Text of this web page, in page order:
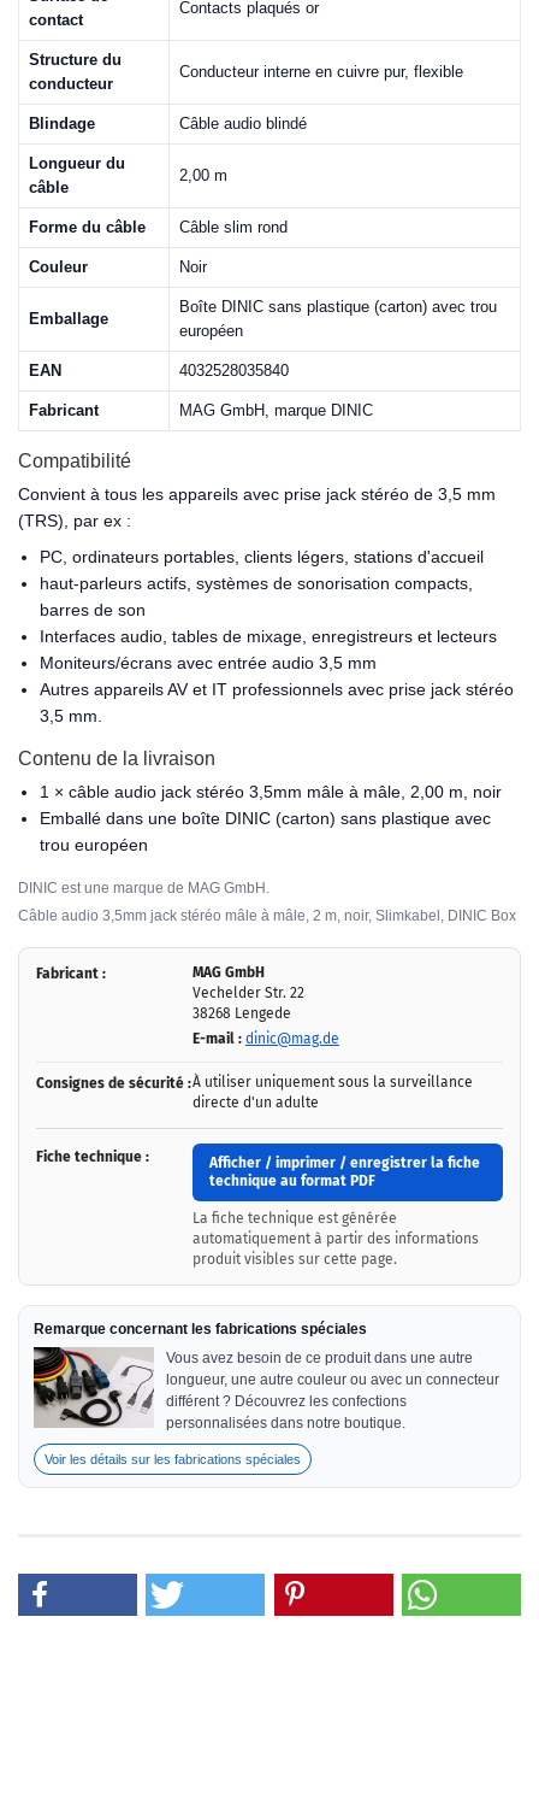
contact
Contacts plaqués or
Structure du
conducteur
Conducteur interne en cuivre pur, flexible
Blindage Câble audio blindé
Longueur du
câble
2,00 m
Forme du câble Câble slim rond
Couleur Noir
Emballage
Boîte DINIC sans plastique (carton) avec trou
européen
EAN 4032528035840
Fabricant MAG GmbH, marque DINIC
Compatibilité
Convient à tous les appareils avec prise jack stéréo de 3,5 mm
(TRS), par ex :
PC, ordinateurs portables, clients légers, stations d'accueil
haut-parleurs actifs, systèmes de sonorisation compacts,
barres de son
Interfaces audio, tables de mixage, enregistreurs et lecteurs
Moniteurs/écrans avec entrée audio 3,5 mm
Autres appareils AV et IT professionnels avec prise jack stéréo
3,5 mm.
Contenu de la livraison
1 × câble audio jack stéréo 3,5mm mâle à mâle, 2,00 m, noir
Emballé dans une boîte DINIC (carton) sans plastique avec
trou européen
DINIC est une marque de MAG GmbH.
Câble audio 3,5mm jack stéréo mâle à mâle, 2 m, noir, Slimkabel, DINIC Box
Fabricant :
MAG GmbH
Vechelder Str. 22
38268 Lengede
E-mail : dinic@mag.de
Consignes de sécurité :À utiliser uniquement sous la surveillance
directe d'un adulte
Fiche technique :
Afficher / imprimer / enregistrer la fiche
technique au format PDF
La fiche technique est générée
automatiquement à partir des informations
produit visibles sur cette page.
Remarque concernant les fabrications spéciales
Vous avez besoin de ce produit dans une autre
longueur, une autre couleur ou avec un connecteur
différent ? Découvrez les confections
personnalisées dans notre boutique.
Voir les détails sur les fabrications spéciales